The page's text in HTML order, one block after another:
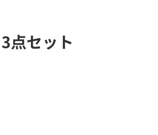
点セット